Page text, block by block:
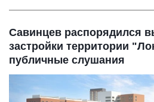
Савинцев распорядился
застройки территории
публичные слушания